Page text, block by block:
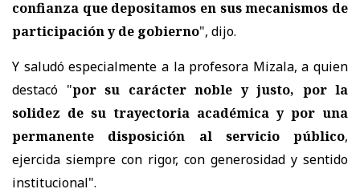
confianza que depositamos en sus mecanismos de
participación y de gobierno", dijo.
Y saludó especialmente a la profesora Mizala, a quien
destacó "por su carácter noble y justo, por la
solidez de su trayectoria académica y por una
permanente disposición al servicio público,
ejercida siempre con rigor, con generosidad y sentido
institucional".